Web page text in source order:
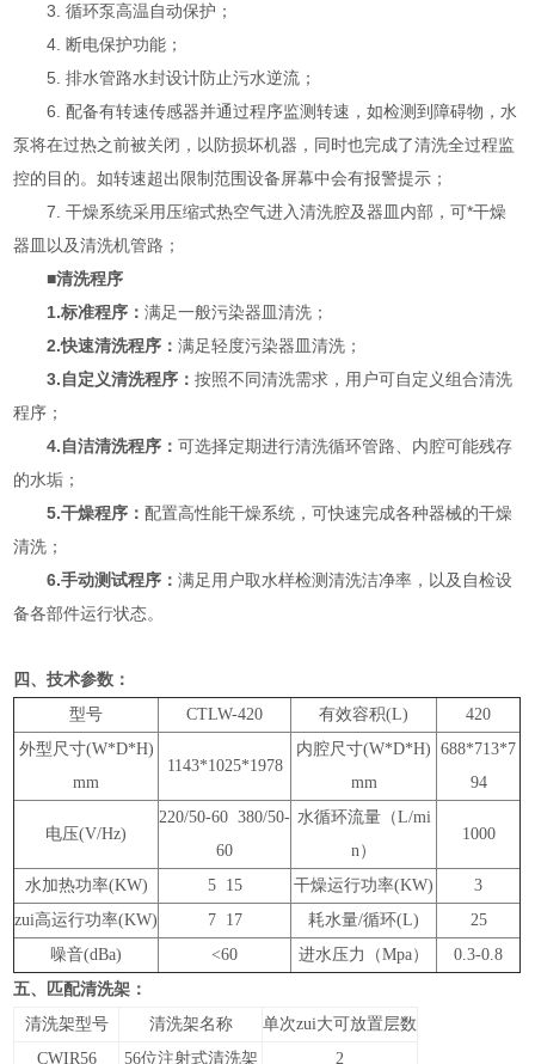
3. 循环泵高温自动保护；
4. 断电保护功能；
5. 排水管路水封设计防止污水逆流；
6. 配备有转速传感器并通过程序监测转速，如检测到障碍物，水
泵将在过热之前被关闭，以防损坏机器，同时也完成了清洗全过程监
控的目的。如转速超出限制范围设备屏幕中会有报警提示；
7. 干燥系统采用压缩式热空气进入清洗腔及器皿内部，可*干燥
器皿以及清洗机管路；
■清洗程序
1.标准程序：满足一般污染器皿清洗；
2.快速清洗程序：满足轻度污染器皿清洗；
3.自定义清洗程序：按照不同清洗需求，用户可自定义组合清洗
程序；
4.自洁清洗程序：可选择定期进行清洗循环管路、内腔可能残存
的水垢；
5.干燥程序：配置高性能干燥系统，可快速完成各种器械的干燥
清洗；
6.手动测试程序：满足用户取水样检测清洗洁净率，以及自检设
备各部件运行状态。
四、技术参数：
型号
CTLW-420 有效容积(L)
420
外型尺寸(W*D*H)
mm
1143*1025*1978
内腔尺寸(W*D*H)
mm
688*713*7
94
电压(V/Hz)
220/50-60 380/50-
60
水循环流量（L/mi
n）
1000
水加热功率(KW) 5 15 干燥运行功率(KW)
3
zui高运行功率(KW)
7 17 耗水量/循环(L)
25
噪音(dBa)
<60 进水压力（Mpa）
0.3-0.8
五、匹配清洗架：
清洗架型号
清洗架名称
单次zui大可放置层数
CWIR56
56位注射式清洗架
2